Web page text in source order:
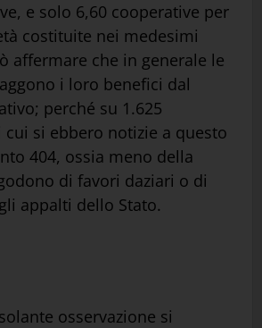
e solo 6,60 cooperative per
costituite nei medesimi
affermare che in generale le
i loro benefici dal
perché su 1.625
cui si ebbero notizie a questo
404, ossia meno della
di favori daziari o di
appalti dello Stato.
osservazione si